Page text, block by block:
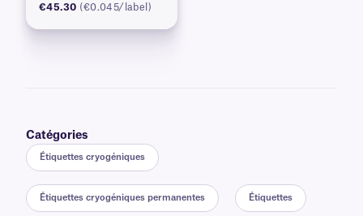
€45.30 (€0.045/label)
Catégories
Étiquettes cryogéniques
Étiquettes cryogéniques permanentes Étiquettes